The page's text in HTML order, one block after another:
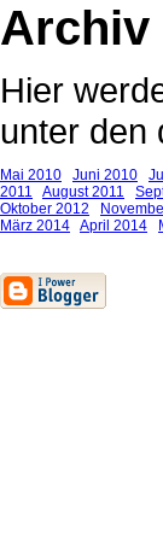
Archiv
Hier
unter den
Mai 2010 Juni 2010
2011
August 2011
Oktober 2012
März 2014 April 2014